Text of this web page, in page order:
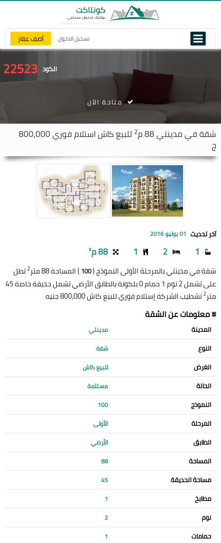
تسجيل الدخول أضف عقار
الكود 22523
شقة فيمدينتي 2 للبيع كاش استلام فوري 800,000
ج
متاحة الآن
آخر تحديث 01 يوليو 2016
1
2
1 88 م²
شقة في مدينتي بالمرحلة الأولى النموذج (100) المساحة 88 متر 2تطل
على تشمل 2 نوم 1 حمام 0 بلكونة بالطابق الأرضي تشمل حديقة خاصة 45
متر2تشطيب الشركة إستلام فوري للبيع كاش 800,000 جنيه
# معلومات عن الشقة
المدينة مدينتي
النوع شقة
الغرض للبيع كاش
الحالة مستلمة
النموذج 100
المرحلة الأولى
الطابق الأرضي
المساحة 88
مساحة الحديقة 45
مطابخ 1
نوم 2
حمامات 1